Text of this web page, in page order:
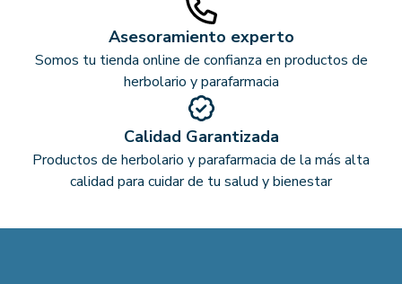
Asesoramiento experto
Somos tu tienda online de confianza en productos de
herbolario y parafarmacia
Calidad Garantizada
Productos de herbolario y parafarmacia de la más alta
calidad para cuidar de tu salud y bienestar